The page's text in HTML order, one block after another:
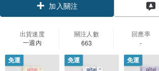
加入關注
出貨速度
一週內
關注人數
663
回應率
-
免運 免運 免運